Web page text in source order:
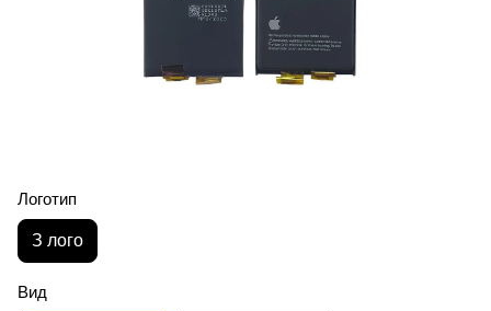
Логотип
З лого
Вид